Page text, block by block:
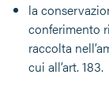
la
conferimento
raccolta
cui all’art. 183.